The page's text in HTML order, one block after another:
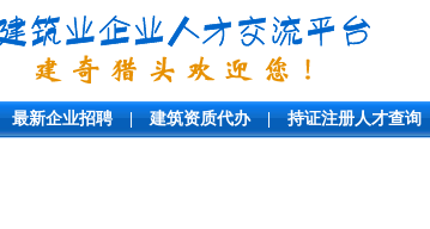
最新企业招聘|建筑资质代办|持证注册人才查询